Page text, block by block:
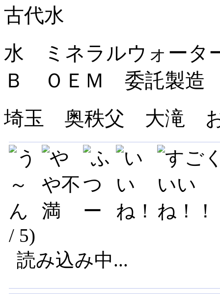
古代水
水 ミネラルウォー
Ｂ ＯＥＭ 委託製造
埼玉 奥秩父 大滝
/ 5)
読み込み中...